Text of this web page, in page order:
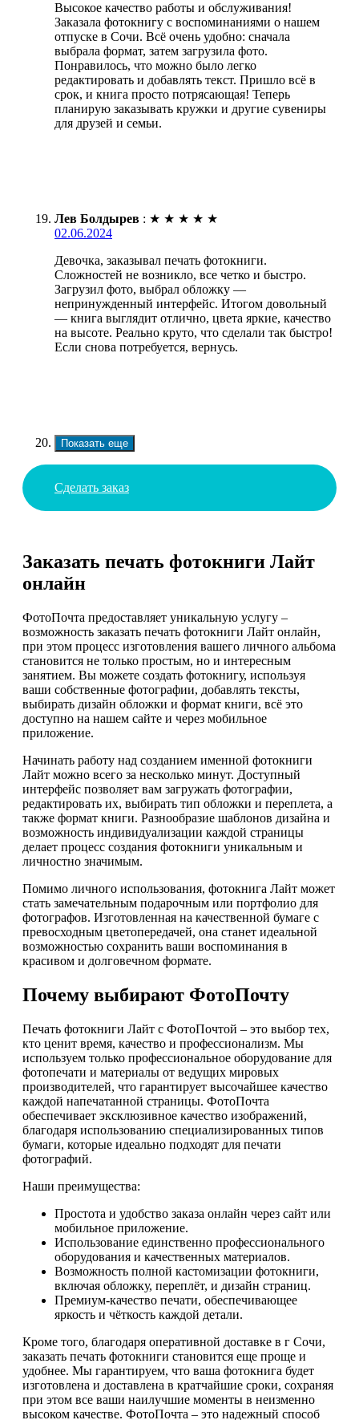
Высокое качество работы и обслуживания!
Заказала фотокнигу с воспоминаниями о нашем
отпуске в Сочи. Всё очень удобно: сначала
выбрала формат, затем загрузила фото.
Понравилось, что можно было легко
редактировать и добавлять текст. Пришло всё в
срок, и книга просто потрясающая! Теперь
планирую заказывать кружки и другие сувениры
для друзей и семьи.
Лев Болдырев : ★ ★ ★ ★ ★
02.06.2024
Девочка, заказывал печать фотокниги.
Сложностей не возникло, все четко и быстро.
Загрузил фото, выбрал обложку —
непринужденный интерфейс. Итогом довольный
— книга выглядит отлично, цвета яркие, качество
на высоте. Реально круто, что сделали так быстро!
Если снова потребуется, вернусь.
Показать еще
Сделать заказ
Заказать печать фотокниги Лайт
онлайн
ФотоПочта предоставляет уникальную услугу –
возможность заказать печать фотокниги Лайт онлайн,
при этом процесс изготовления вашего личного альбома
становится не только простым, но и интересным
занятием. Вы можете создать фотокнигу, используя
ваши собственные фотографии, добавлять тексты,
выбирать дизайн обложки и формат книги, всё это
доступно на нашем сайте и через мобильное
приложение.
Начинать работу над созданием именной фотокниги
Лайт можно всего за несколько минут. Доступный
интерфейс позволяет вам загружать фотографии,
редактировать их, выбирать тип обложки и переплета, а
также формат книги. Разнообразие шаблонов дизайна и
возможность индивидуализации каждой страницы
делает процесс создания фотокниги уникальным и
личностно значимым.
Помимо личного использования, фотокнига Лайт может
стать замечательным подарочным или портфолио для
фотографов. Изготовленная на качественной бумаге с
превосходным цветопередачей, она станет идеальной
возможностью сохранить ваши воспоминания в
красивом и долговечном формате.
Почему выбирают ФотоПочту
Печать фотокниги Лайт с ФотоПочтой – это выбор тех,
кто ценит время, качество и профессионализм. Мы
используем только профессиональное оборудование для
фотопечати и материалы от ведущих мировых
производителей, что гарантирует высочайшее качество
каждой напечатанной страницы. ФотоПочта
обеспечивает эксклюзивное качество изображений,
благодаря использованию специализированных типов
бумаги, которые идеально подходят для печати
фотографий.
Наши преимущества:
Простота и удобство заказа онлайн через сайт или
мобильное приложение.
Использование единственно профессионального
оборудования и качественных материалов.
Возможность полной кастомизации фотокниги,
включая обложку, переплёт, и дизайн страниц.
Премиум-качество печати, обеспечивающее
яркость и чёткость каждой детали.
Кроме того, благодаря оперативной доставке в г Сочи,
заказать печать фотокниги становится еще проще и
удобнее. Мы гарантируем, что ваша фотокнига будет
изготовлена и доставлена в кратчайшие сроки, сохраняя
при этом все ваши наилучшие моменты в неизменно
высоком качестве. ФотоПочта – это надежный способ